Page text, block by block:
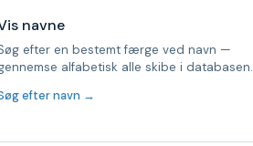
navne
efter en bestemt færge ved navn —
alfabetisk alle skibe i databasen.
efter navn →